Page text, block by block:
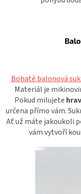
Bohatě balonová
Materiál je
Pokud milujete
určena přímo vám.
Ať už máte jakoukoli
vám vytvoří